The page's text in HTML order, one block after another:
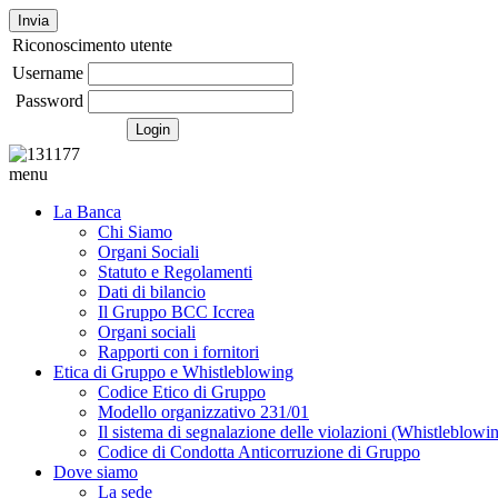
Invia
Riconoscimento utente
Username
Password
menu
La Banca
Chi Siamo
Organi Sociali
Statuto e Regolamenti
Dati di bilancio
Il Gruppo BCC Iccrea
Organi sociali
Rapporti con i fornitori
Etica di Gruppo e Whistleblowing
Codice Etico di Gruppo
Modello organizzativo 231/01
Il sistema di segnalazione delle violazioni
Codice di Condotta Anticorruzione di Gruppo
Dove siamo
La sede